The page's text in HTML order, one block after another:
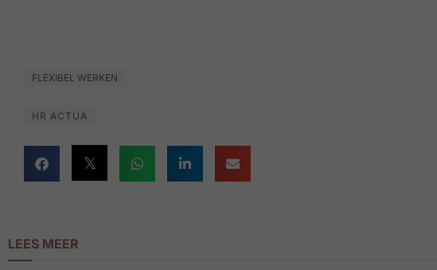
FLEXIBEL WERKEN
HR ACTUA
LEES MEER